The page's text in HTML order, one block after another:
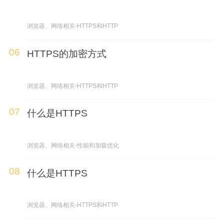
浏览器、网络相关-HTTPS和HTTP
06 HTTPS的加密方式
浏览器、网络相关-HTTPS和HTTP
07 什么是HTTPS
浏览器、网络相关-性能和加载优化
08 什么是HTTPS
浏览器、网络相关-HTTPS和HTTP